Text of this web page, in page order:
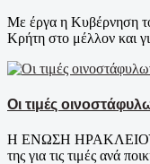
Με έργα η Κυβέρνηση
Κρήτη στο μέλλον και
Οι τιμές
Η ΕΝΩΣΗ ΗΡΑΚΛΕΙΟΥ
της για τις τιμές ανά